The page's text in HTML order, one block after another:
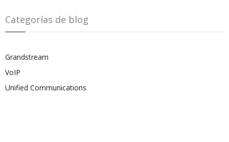
Categorías de blog
Grandstream
VoIP
Unified Communications